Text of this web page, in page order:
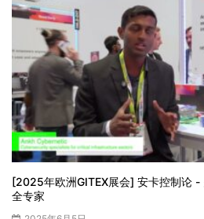
[2025年欧洲GITEX展会] 安卡控制论 -
全专家